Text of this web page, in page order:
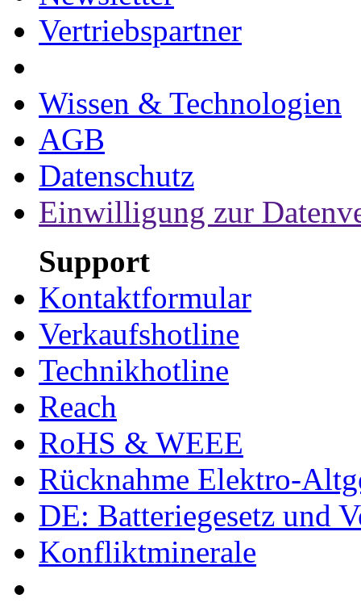
Vertriebspartner
Wissen & Technologien
AGB
Datenschutz
Einwilligung zur
Support
Kontaktformular
Verkaufshotline
Technikhotline
Reach
RoHS & WEEE
Rücknahme Elektro-
DE: Batteriegesetz und
Konfliktminerale